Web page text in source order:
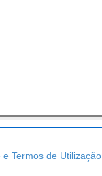
Termos de Utilização